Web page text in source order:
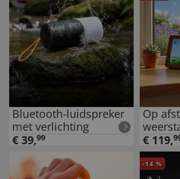
Bluetooth-luidspreker
met verlichting
€ 39,99
Op
€ 119,
-14 %